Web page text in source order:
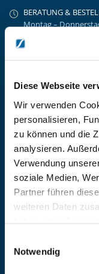
Diese Webseite
Wir verwenden
personalisieren,
zu können und die
analysieren.
Verwendung
soziale Medien,
Partner führen
weiteren Daten
Notwendig
BERATUNG &
Montag –
UNTERNEHMEN
Kontaktieren Sie uns
AGB nebst
Impressum
INFORMATIONEN
Preisvorschlag
Versandkosten &
Zahlungsbedingungen
Datenschutzerklärung
Widerrufsbelehrung
Erhalten Sie die